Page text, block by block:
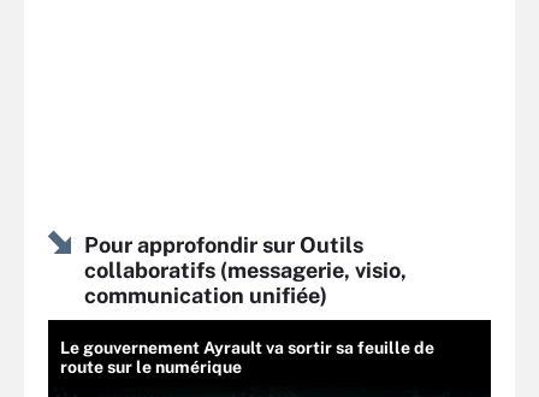
Pour approfondir sur Outils
collaboratifs (messagerie, visio,
communication unifiée)
Le gouvernement Ayrault va sortir sa feuille de
route sur le numérique